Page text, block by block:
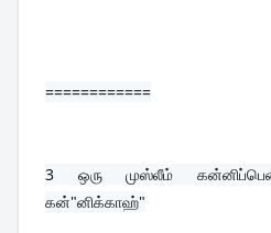
============
3 ஒரு முஸ்லீம்
கன்"னிக்காஹ்"